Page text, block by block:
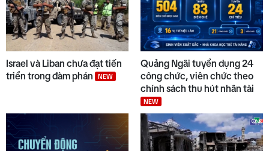
Israel và Liban chưa đạt tiến
triển trong đàm phán
NEW
Quảng Ngãi tuyển dụng 24
công chức, viên chức theo
chính sách thu hút nhân tài
NEW